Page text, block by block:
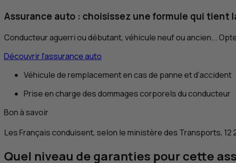
Assurance auto : choisissez une formule qui tient
Conducteur aguerri ou débutant, véhicule neuf ou ancien...
Découvrir l'assurance auto
Véhicule de remplacement en cas de panne et d’accident
Prise en charge des dommages corporels du conducteur
Bon à savoir
Les Français conduisent, selon le ministère des Transports, 12
Quel niveau de garanties pour cette